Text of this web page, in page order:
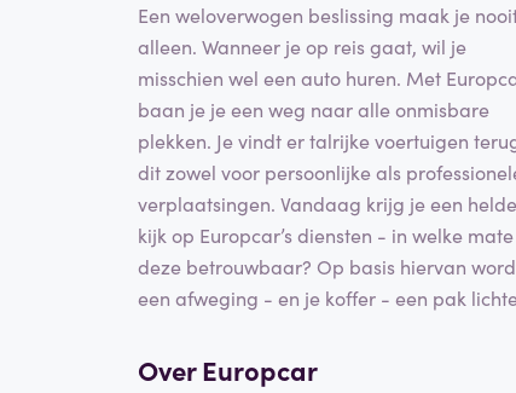
Een weloverwogen beslissing maak je
alleen. Wanneer je op reis gaat, wil je
misschien wel een auto huren. Met
baan je je een weg naar alle onmisbare
plekken. Je vindt er talrijke voertuigen
dit zowel voor persoonlijke als
verplaatsingen. Vandaag krijg je een
kijk op Europcar’s diensten - in welke
deze betrouwbaar? Op basis hiervan
een afweging - en je koffer - een pak
Over Europcar